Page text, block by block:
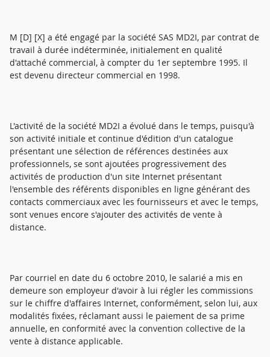
M [D] [X] a été engagé par la société SAS MD2I, par contrat de
travail à durée indéterminée, initialement en qualité
d'attaché commercial, à compter du 1er septembre 1995. Il
est devenu directeur commercial en 1998.
L'activité de la société MD2I a évolué dans le temps, puisqu'à
son activité initiale et continue d'édition d'un catalogue
présentant une sélection de références destinées aux
professionnels, se sont ajoutées progressivement des
activités de production d'un site Internet présentant
l'ensemble des référents disponibles en ligne générant des
contacts commerciaux avec les fournisseurs et avec le temps,
sont venues encore s'ajouter des activités de vente à
distance.
Par courriel en date du 6 octobre 2010, le salarié a mis en
demeure son employeur d'avoir à lui régler les commissions
sur le chiffre d'affaires Internet, conformément, selon lui, aux
modalités fixées, réclamant aussi le paiement de sa prime
annuelle, en conformité avec la convention collective de la
vente à distance applicable.